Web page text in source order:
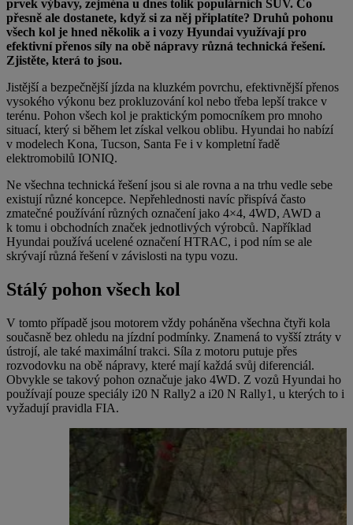
prvek výbavy, zejména u dnes tolik populárních SUV. Co
přesně ale dostanete, když si za něj připlatíte? Druhů pohonu
všech kol je hned několik a i vozy Hyundai využívají pro
efektivní přenos síly na obě nápravy různá technická řešení.
Zjistěte, která to jsou.
Jistější a bezpečnější jízda na kluzkém povrchu, efektivnější přenos
vysokého výkonu bez prokluzování kol nebo třeba lepší trakce v
terénu. Pohon všech kol je praktickým pomocníkem pro mnoho
situací, který si během let získal velkou oblibu. Hyundai ho nabízí
v modelech Kona, Tucson, Santa Fe i v kompletní řadě
elektromobilů IONIQ.
Ne všechna technická řešení jsou si ale rovna a na trhu vedle sebe
existují různé koncepce. Nepřehlednosti navíc přispívá často
zmatečné používání různých označení jako 4×4, 4WD, AWD a
k tomu i obchodních značek jednotlivých výrobců. Například
Hyundai používá ucelené označení HTRAC, i pod ním se ale
skrývají různá řešení v závislosti na typu vozu.
Stálý pohon všech kol
V tomto případě jsou motorem vždy poháněna všechna čtyři kola
současně bez ohledu na jízdní podmínky. Znamená to vyšší ztráty v
ústrojí, ale také maximální trakci. Síla z motoru putuje přes
rozvodovku na obě nápravy, které mají každá svůj diferenciál.
Obvykle se takový pohon označuje jako 4WD. Z vozů Hyundai ho
používají pouze speciály i20 N Rally2 a i20 N Rally1, u kterých to i
vyžadují pravidla FIA.